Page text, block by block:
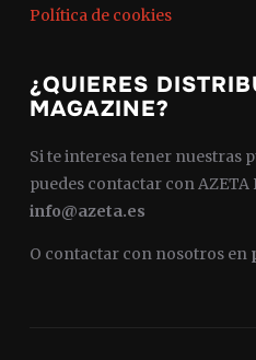
Política de cookies
¿QUIERES
MAGAZINE?
Si te interesa tener nuestras
puedes contactar con
info@azeta.es
O contactar con nosotros en